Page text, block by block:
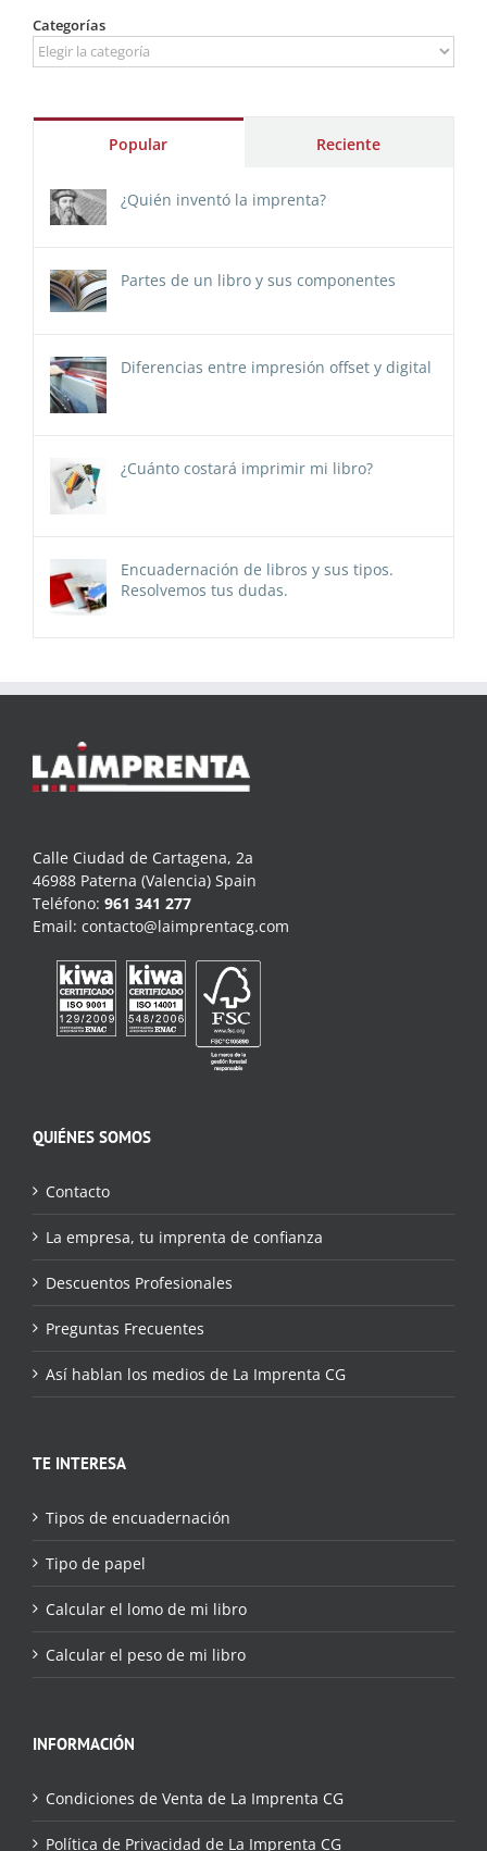
Categorías
Categorías
Popular Reciente
¿Quién inventó la imprenta?
Partes de un libro y sus componentes
Diferencias entre impresión offset y digital
¿Cuánto costará imprimir mi libro?
Encuadernación de libros y sus tipos.
Resolvemos tus dudas.
Calle Ciudad de Cartagena, 2a
46988 Paterna (Valencia) Spain
Teléfono: 961 341 277
Email: contacto@laimprentacg.com
QUIÉNES SOMOS
Contacto
La empresa, tu imprenta de confianza
Descuentos Profesionales
Preguntas Frecuentes
Así hablan los medios de La Imprenta CG
TE INTERESA
Tipos de encuadernación
Tipo de papel
Calcular el lomo de mi libro
Calcular el peso de mi libro
INFORMACIÓN
Condiciones de Venta de La Imprenta CG
Política de Privacidad de La Imprenta CG